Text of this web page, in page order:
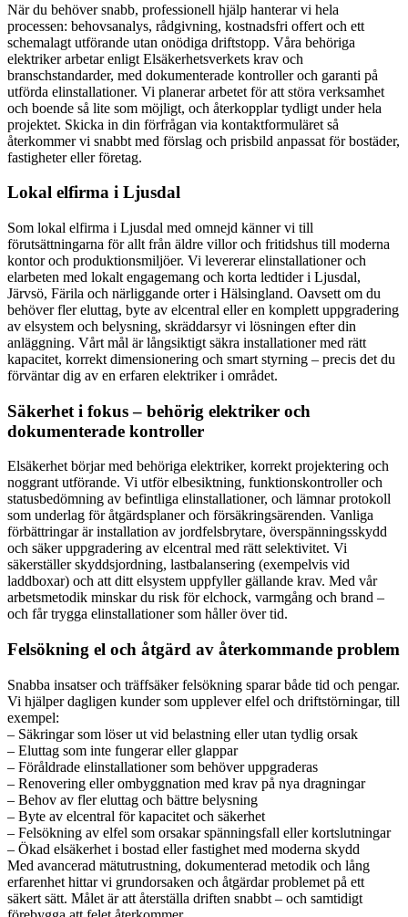
När du behöver snabb, professionell hjälp hanterar vi hela
processen: behovsanalys, rådgivning, kostnadsfri offert och ett
schemalagt utförande utan onödiga driftstopp. Våra behöriga
elektriker arbetar enligt Elsäkerhetsverkets krav och
branschstandarder, med dokumenterade kontroller och garanti på
utförda elinstallationer. Vi planerar arbetet för att störa verksamhet
och boende så lite som möjligt, och återkopplar tydligt under hela
projektet. Skicka in din förfrågan via kontaktformuläret så
återkommer vi snabbt med förslag och prisbild anpassat för bostäder,
fastigheter eller företag.
Lokal elfirma i Ljusdal
Som lokal elfirma i Ljusdal med omnejd känner vi till
förutsättningarna för allt från äldre villor och fritidshus till moderna
kontor och produktionsmiljöer. Vi levererar elinstallationer och
elarbeten med lokalt engagemang och korta ledtider i Ljusdal,
Järvsö, Färila och närliggande orter i Hälsingland. Oavsett om du
behöver fler eluttag, byte av elcentral eller en komplett uppgradering
av elsystem och belysning, skräddarsyr vi lösningen efter din
anläggning. Vårt mål är långsiktigt säkra installationer med rätt
kapacitet, korrekt dimensionering och smart styrning – precis det du
förväntar dig av en erfaren elektriker i området.
Säkerhet i fokus – behörig elektriker och
dokumenterade kontroller
Elsäkerhet börjar med behöriga elektriker, korrekt projektering och
noggrant utförande. Vi utför elbesiktning, funktionskontroller och
statusbedömning av befintliga elinstallationer, och lämnar protokoll
som underlag för åtgärdsplaner och försäkringsärenden. Vanliga
förbättringar är installation av jordfelsbrytare, överspänningsskydd
och säker uppgradering av elcentral med rätt selektivitet. Vi
säkerställer skyddsjordning, lastbalansering (exempelvis vid
laddboxar) och att ditt elsystem uppfyller gällande krav. Med vår
arbetsmetodik minskar du risk för elchock, varmgång och brand –
och får trygga elinstallationer som håller över tid.
Felsökning el och åtgärd av återkommande problem
Snabba insatser och träffsäker felsökning sparar både tid och pengar.
Vi hjälper dagligen kunder som upplever elfel och driftstörningar, till
exempel:
– Säkringar som löser ut vid belastning eller utan tydlig orsak
– Eluttag som inte fungerar eller glappar
– Föråldrade elinstallationer som behöver uppgraderas
– Renovering eller ombyggnation med krav på nya dragningar
– Behov av fler eluttag och bättre belysning
– Byte av elcentral för kapacitet och säkerhet
– Felsökning av elfel som orsakar spänningsfall eller kortslutningar
– Ökad elsäkerhet i bostad eller fastighet med moderna skydd
Med avancerad mätutrustning, dokumenterad metodik och lång
erfarenhet hittar vi grundorsaken och åtgärdar problemet på ett
säkert sätt. Målet är att återställa driften snabbt – och samtidigt